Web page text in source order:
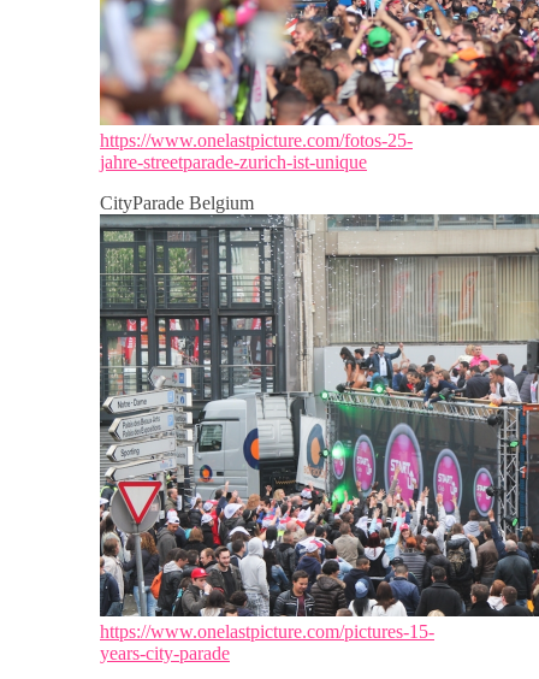
https://www.onelastpicture.com/fotos-25-
jahre-streetparade-zurich-ist-unique
CityParade Belgium
https://www.onelastpicture.com/pictures-15-
years-city-parade